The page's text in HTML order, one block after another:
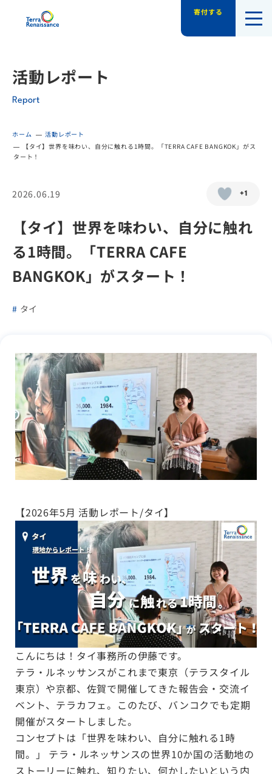
認定NPO法人テラ・ルネッサンス（平和
寄付する
活動レポート
Report
ホーム
活動レポート
【タイ】世界を味わい、自分に触れる1時間。「TERRA CAFE BANGKOK」がス
タート！
2026.06.19 +1
【タイ】世界を味わい、自分に触れ
る1時間。「TERRA CAFE
BANGKOK」がスタート！
タイ
【2026年5月 活動レポート/タイ】
こんにちは！タイ事務所の伊藤です。
テラ・ルネッサンスがこれまで東京（テラスタイル
東京）や京都、佐賀で開催してきた報告会・交流イ
ベント、テラカフェ。このたび、バンコクでも定期
開催がスタートしました。
コンセプトは「世界を味わい、自分に触れる1時
間。」 テラ・ルネッサンスの世界10か国の活動地の
ストーリーに触れ、知りたい、何かしたいという内